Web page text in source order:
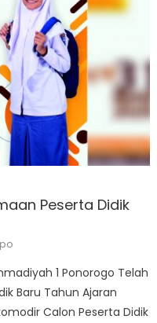
Peserta Didik
1 Ponorogo Telah
Baru Tahun Ajaran
Calon Peserta Didik